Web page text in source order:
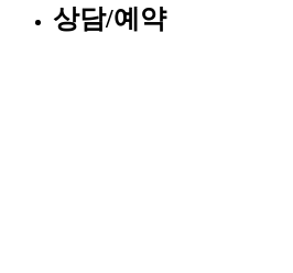
상담/예약